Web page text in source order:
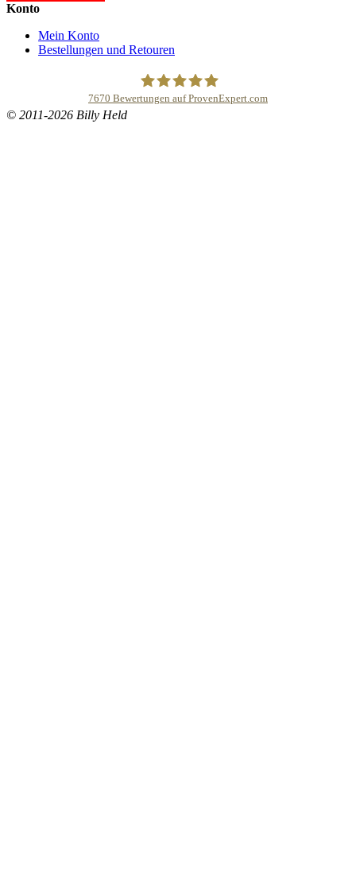
Konto
Mein Konto
Bestellungen und Retouren
7670 Bewertungen auf ProvenExpert.com
© 2011-2026 Billy Held